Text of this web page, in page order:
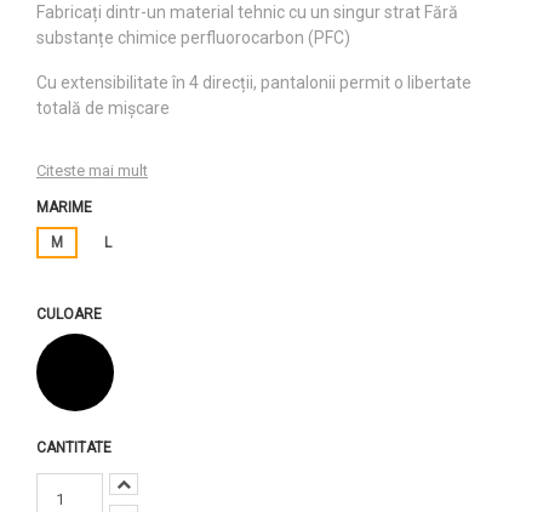
Fabricați dintr-un material tehnic cu un singur strat Fără
substanțe chimice perfluorocarbon (PFC)
Cu extensibilitate în 4 direcții, pantalonii permit o libertate
totală de mișcare
Citeste mai mult
MARIME
M L
CULOARE
Negru
CANTITATE